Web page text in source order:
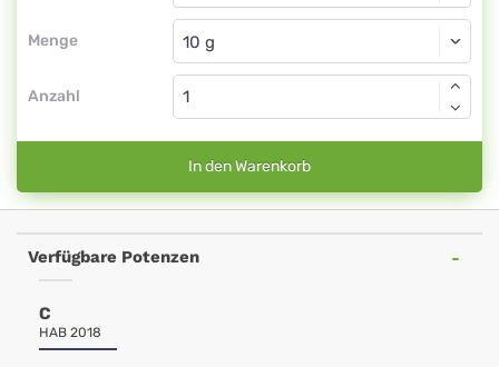
Menge
Globuli
Anzahl
In den Warenkorb
Verfügbare Potenzen
C
HAB 2018